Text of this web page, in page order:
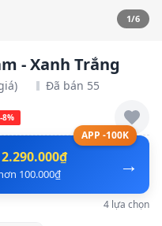
1/6
- Xanh Trắng
Đã bán 55
-8%
APP -100K
→
2.290.000₫
100.000₫
4 lựa chọn